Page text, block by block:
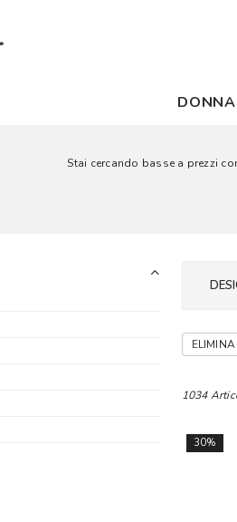
DONNA
Stai cercando basse a prezzi
1034
30%